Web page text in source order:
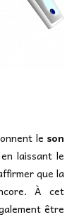
le son
laissant le
que la
À cet
être